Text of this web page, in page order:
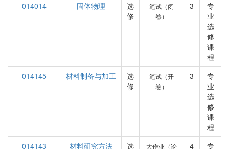
014014
固体物理
选
修
笔试（闭
卷）
3
专
业
选
修
课
程
014145
材料制备与加工
选
修
笔试（开
卷）
3
专
业
选
修
课
程
014143
材料研究方法 选 大作业（论 4 专